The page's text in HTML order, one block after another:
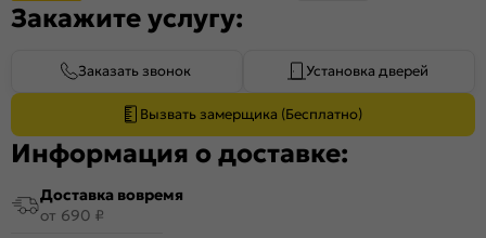
Закажите услугу:
Заказать звонок Установка дверей
Вызвать замерщика (Бесплатно)
Информация о доставке:
Доставка вовремя
от 690 ₽